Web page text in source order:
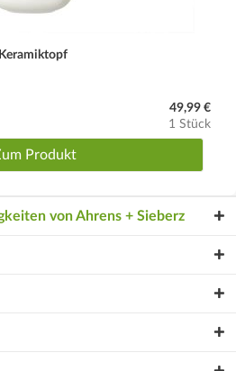
49,99 €
1 Stück
Produkt
von Ahrens + Sieberz